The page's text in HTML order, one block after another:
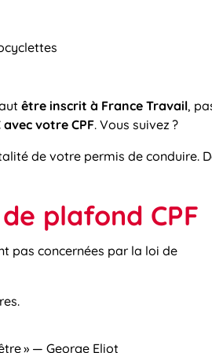
être inscrit à France Travail,
votre CPF. Vous suivez ?
de votre permis de conduire.
plafond CPF
pas concernées par la loi de
» — George Eliot